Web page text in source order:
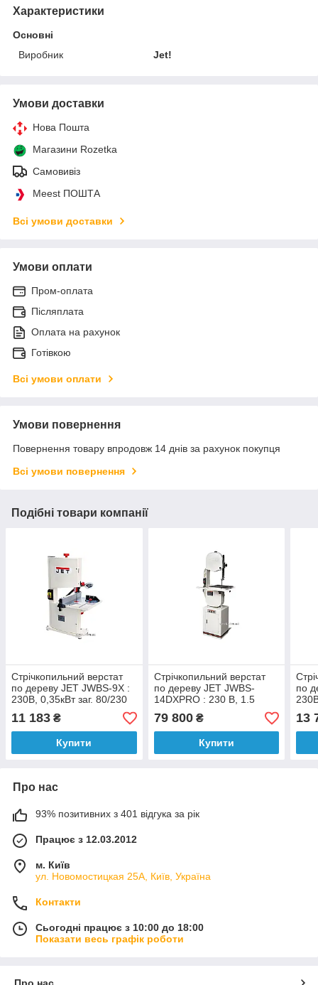
Характеристики
Основні
Виробник
Jet!
Умови доставки
Нова Пошта
Магазини Rozetka
Самовивіз
Meest ПОШТА
Всі умови доставки
Умови оплати
Пром-оплата
Післяплата
Оплата на рахунок
Готівкою
Всі умови оплати
Умови повернення
Повернення товару впродовж 14 днів за рахунок покупця
Всі умови повернення
Подібні товари компанії
Стрічкопильний верстат
по дереву JET JWBS-9X :
230В, 0,35кВт заг. 80/230
мм 0-45° полотно 1575х3-
10мм
11 183 ₴
Купити
Стрічкопильний верстат
по дереву JET JWBS-
14DXPRO : 230 В, 1.5
(0,93) кВт; полотно 2667х
3-19 мм
79 800₴
Купити
по
мм
13
Про нас
93% позитивних з 401 відгука за рік
Працює з 12.03.2012
м. Київ
ул. Новомостицкая 25А, Київ, Україна
Контакти
Сьогодні працює з 10:00 до 18:00
Показати весь графік роботи